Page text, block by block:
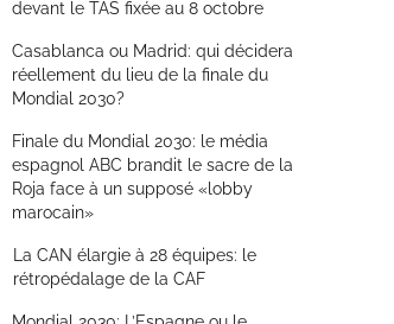
devant le TAS fixée au 8 octobre
Casablanca ou Madrid: qui décidera
réellement du lieu de la finale du
Mondial 2030?
Finale du Mondial 2030: le média
espagnol ABC brandit le sacre de la
Roja face à un supposé «lobby
marocain»
La CAN élargie à 28 équipes: le
rétropédalage de la CAF